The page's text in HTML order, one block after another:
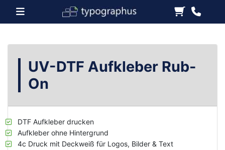
UV-DTF Aufkleber Rub-
On
DTF Aufkleber drucken
Aufkleber ohne Hintergrund
4c Druck mit Deckweiß für Logos, Bilder & Text